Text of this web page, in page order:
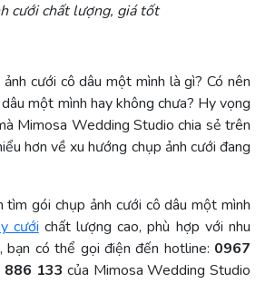
cưới chất lượng, giá tốt
cưới cô dâu một mình là gì? Có nên
một mình hay không chưa? Hy vọng
Mimosa Wedding Studio chia sẻ trên
hơn về xu hướng chụp ảnh cưới đang
tìm gói chụp ảnh cưới cô dâu một mình
cưới chất lượng cao, phù hợp với nhu
bạn có thể gọi điện đến hotline: 0967
133 của Mimosa Wedding Studio